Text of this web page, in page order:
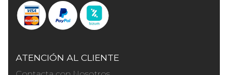
ATENCIÓN AL CLIENTE